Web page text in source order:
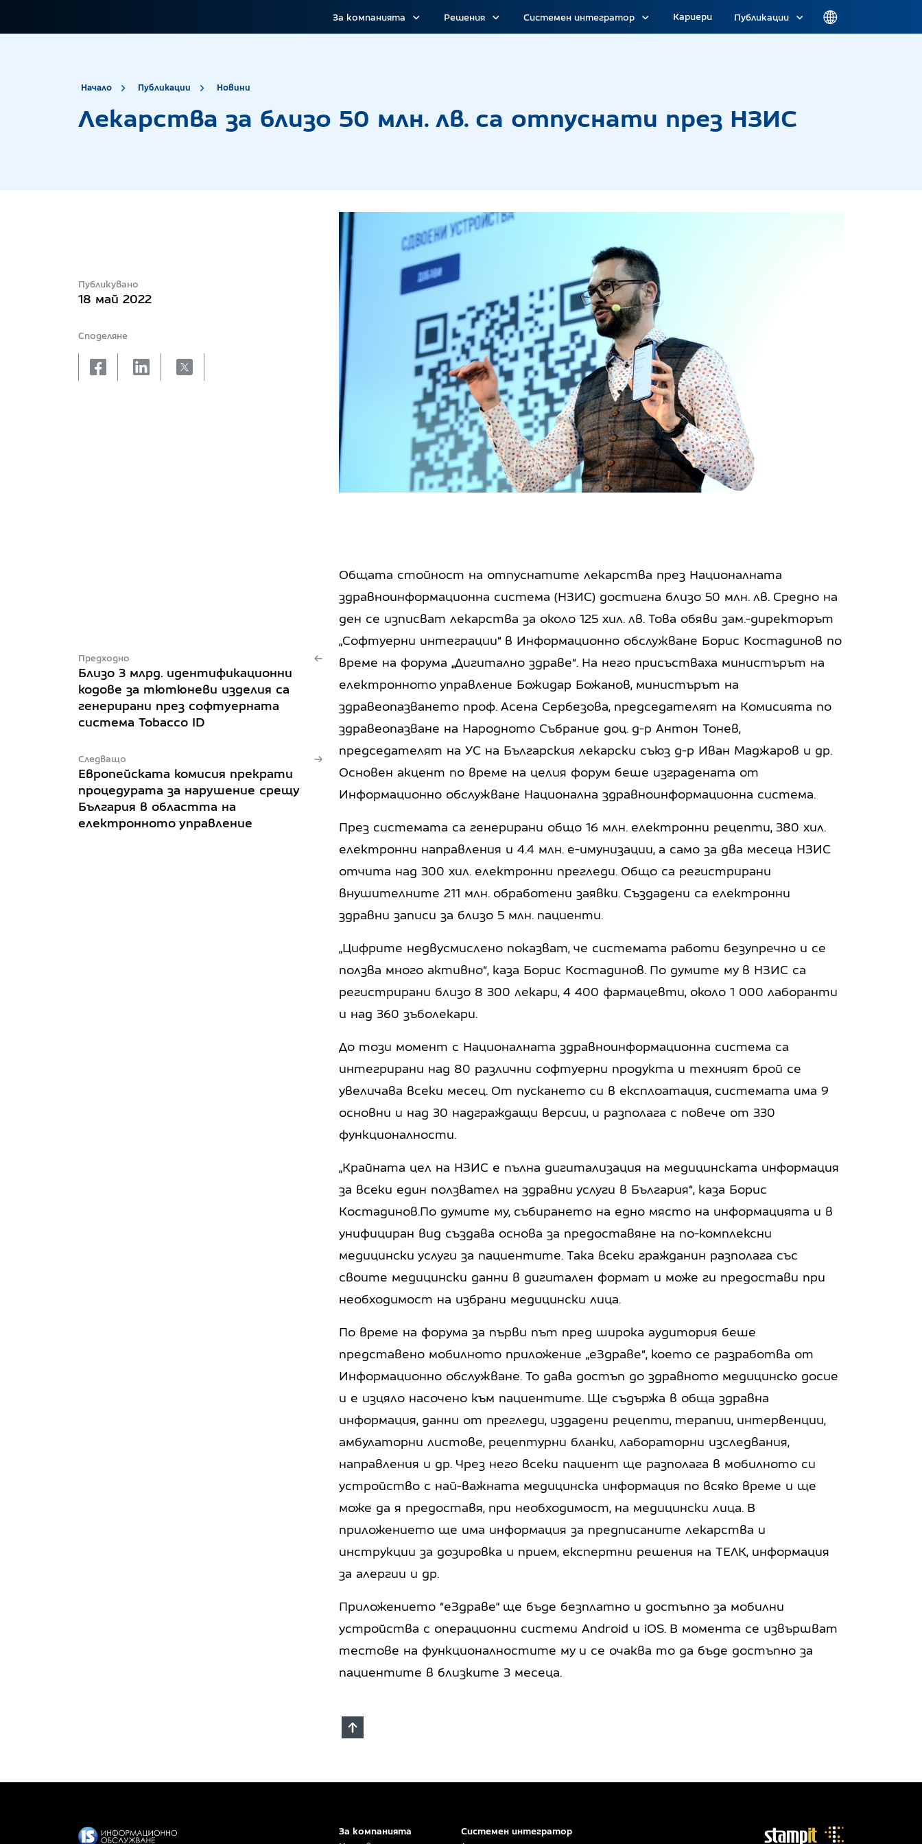
За компанията Решения Системен интегратор Кариери Публикации
Начало Публикации Новини
Лекарства за близо 50 млн. лв. са отпуснати през НЗИС
Публикувано
18 май 2022
Споделяне
facebooklinkedinX
Предходно
Близо 3 млрд. идентификационни
кодове за тютюневи изделия са
генерирани през софтуерната
система Tobacco ID
Следващо
Европейската комисия прекрати
процедурата за нарушение срещу
България в областта на
електронното управление
Общата стойност на отпуснатите лекарства през Националната
здравноинформационна система (НЗИС) достигна близо 50 млн. лв. Средно на
ден се изписват лекарства за около 125 хил. лв. Това обяви зам.-директорът
„Софтуерни интеграции“ в Информационно обслужване Борис Костадинов по
време на форума „Дигитално здраве“. На него присъстваха министърът на
електронното управление Божидар Божанов, министърът на
здравеопазването проф. Асена Сербезова, председателят на Комисията по
здравеопазване на Народното Събрание доц. д-р Антон Тонев,
председателят на УС на Българския лекарски съюз д-р Иван Маджаров и др.
Основен акцент по време на целия форум беше изградената от
Информационно обслужване Национална здравноинформационна система.
През системата са генерирани общо 16 млн. електронни рецепти, 380 хил.
електронни направления и 4.4 млн. е-имунизации, а само за два месеца НЗИС
отчита над 300 хил. електронни прегледи. Общо са регистрирани
внушителните 211 млн. обработени заявки. Създадени са електронни
здравни записи за близо 5 млн. пациенти.
„Цифрите недвусмислено показват, че системата работи безупречно и се
ползва много активно“, каза Борис Костадинов. По думите му в НЗИС са
регистрирани близо 8 300 лекари, 4 400 фармацевти, около 1 000 лаборанти
и над 360 зъболекари.
До този момент с Националната здравноинформационна система са
интегрирани над 80 различни софтуерни продукта и техният брой се
увеличава всеки месец. От пускането си в експлоатация, системата има 9
основни и над 30 надграждащи версии, и разполага с повече от 330
функционалности.
„Крайната цел на НЗИС е пълна дигитализация на медицинската информация
за всеки един ползвател на здравни услуги в България“, каза Борис
Костадинов.По думите му, събирането на едно място на информацията и в
унифициран вид създава основа за предоставяне на по-комплексни
медицински услуги за пациентите. Така всеки гражданин разполага със
своите медицински данни в дигитален формат и може ги предостави при
необходимост на избрани медицински лица.
По време на форума за първи път пред широка аудитория беше
представено мобилното приложение „еЗдраве“, което се разработва от
Информационно обслужване. То дава достъп до здравното медицинско досие
и е изцяло насочено към пациентите. Ще съдържа в обща здравна
информация, данни от прегледи, издадени рецепти, терапии, интервенции,
амбулаторни листове, рецептурни бланки, лабораторни изследвания,
направления и др. Чрез него всеки пациент ще разполага в мобилното си
устройство с най-важната медицинска информация по всяко време и ще
може да я предоставя, при необходимост, на медицински лица. В
приложението ще има информация за предписаните лекарства и
инструкции за дозировка и прием, експертни решения на ТЕЛК, информация
за алергии и др.
Приложението “еЗдраве” ще бъде безплатно и достъпно за мобилни
устройства с операционни системи Android и iOS. В момента се извършват
тестове на функционалностите му и се очаква то да бъде достъпно за
пациентите в близките 3 месеца.
За компанията Системен интегратор